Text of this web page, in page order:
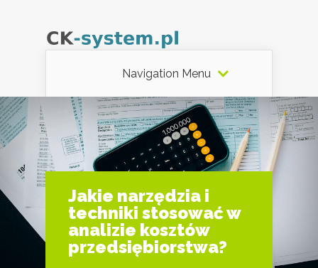
Navigation Menu
Jakie narzędzia i
techniki stosować w
analizie kosztów
przedsiębiorstwa?